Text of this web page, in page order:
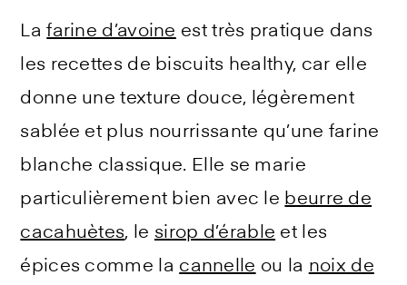
Lafarine d’avoine est très pratique dans
les recettes de biscuits healthy, car elle
donne une texture douce, légèrement
sablée et plus nourrissante qu’une farine
blanche classique. Elle se marie
particulièrement bien avec le beurre de
cacahuètes, le sirop d’érable et les
épices comme la cannelle ou la noix de